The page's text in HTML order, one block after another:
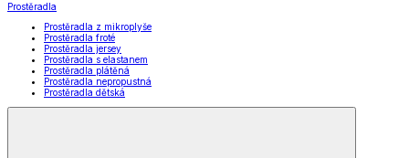
Prostěradla
Prostěradla z mikroplyše
Prostěradla froté
Prostěradla jersey
Prostěradla s elastanem
Prostěradla plátěná
Prostěradla nepropustná
Prostěradla dětská